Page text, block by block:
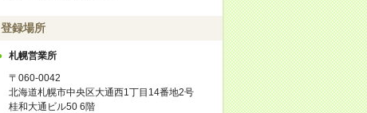
登録場所
札幌営業所
〒060-0042
北海道札幌市中央区大通西1丁目14番地2号
桂和大通ビル50 6階